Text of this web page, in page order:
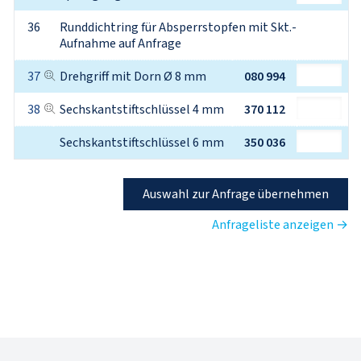
36
Runddichtring für Absperrstopfen mit Skt.-
Aufnahme auf Anfrage
37
Drehgriff mit Dorn Ø 8 mm
080 994
38
Sechskantstiftschlüssel 4 mm
370 112
Sechskantstiftschlüssel 6 mm
350 036
Auswahl zur Anfrage übernehmen
Anfrageliste anzeigen →